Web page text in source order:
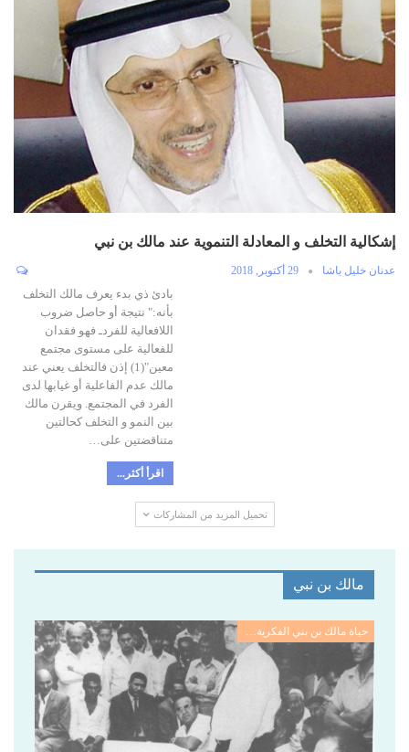
إشكالية التخلف و المعادلة التنموية عند مالك بن نبي
عدنان خليل باشا 29 أكتوبر, 2018
بادئ ذي بدء يعرف مالك التخلف
بأنه:" نتيجة أو حاصل ضروب
اللافعالية للفردـ فهو فقدان
للفعالية على مستوى مجتمع
معين"(1) إذن فالتخلف يعني عند
مالك عدم الفاعلية أو غيابها لدى
الفرد في المجتمع. ويقرن مالك
بين النمو و التخلف كحالتين
متناقضتين على…
اقرأ أكثر...
تحميل المزيد من المشاركات
مالك بن نبي
المولد والنشئة